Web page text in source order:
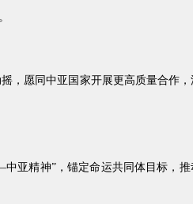
，愿同中亚国家开展更高质量合作
亚精神”，锚定命运共同体目标，